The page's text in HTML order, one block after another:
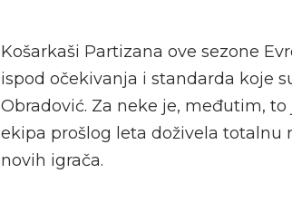
Košarkaši Partizana ove sezone
ispod očekivanja i standarda koje
Obradović. Za neke je, međutim,
ekipa prošlog leta doživela totalnu
novih igrača.